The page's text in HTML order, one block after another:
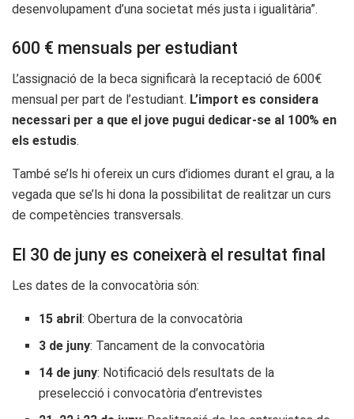
desenvolupament d’una societat més justa i igualitària”.
600 € mensuals per estudiant
L’assignació de la beca significarà la receptació de 600€
mensual per part de l’estudiant. L’import es considera
necessari per a que el jove pugui dedicar-se al 100% en
els estudis.
També se’ls hi ofereix un curs d’idiomes durant el grau, a la
vegada que se’ls hi dona la possibilitat de realitzar un curs
de competències transversals.
El 30 de juny es coneixerà el resultat final
Les dates de la convocatòria són:
15 abril: Obertura de la convocatòria
3 de juny: Tancament de la convocatòria
14 de juny: Notificació dels resultats de la
preselecció i convocatòria d’entrevistes